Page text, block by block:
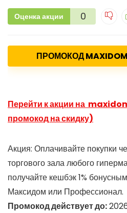
Оценка акции 0
ПРОМОКОД
Перейти к акции на
промокод на скидку)
Акция: Оплачивайте покупки
торгового зала любого
получайте кешбэк 1%
Максидом или Профессионал.
Промокод действует до: